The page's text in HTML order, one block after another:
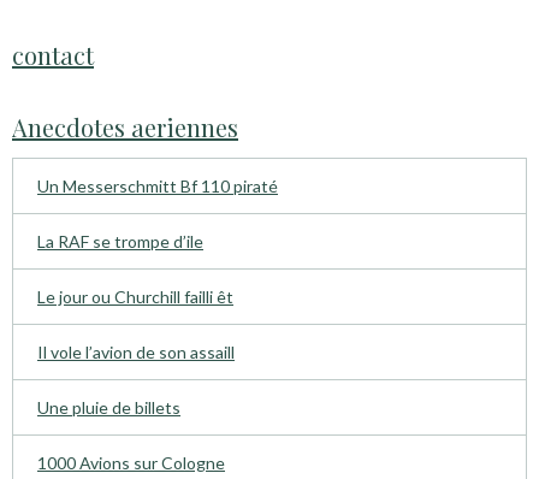
contact
Anecdotes aeriennes
Un Messerschmitt Bf 110 piraté
La RAF se trompe d’ile
Le jour ou Churchill failli êt
Il vole l’avion de son assaill
Une pluie de billets
1000 Avions sur Cologne